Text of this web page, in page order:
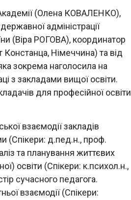
(Олена КОВАЛЕНКО),
адміністрації
(Віра РОГОВА), координатор
Німеччина) та від
зокрема наголосила на
з закладами вищої освіти.
для професійної освіти
взаємодії закладів
(Спікери: д.пед.н., проф.
та планування життєвих
освіти (Спікери: к.психол.н.,
сучасного педагога.
взаємодії (Спікери: